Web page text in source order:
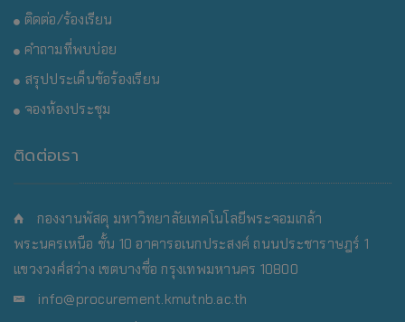
ติดต่อ/ร้องเรียน
คำถามที่พบบ่อย
สรุปประเด็นข้อร้องเรียน
จองห้องประชุม
ติดต่อเรา
กองงานพัสดุ มหาวิทยาลัยเทคโนโลยีพระจอมเกล้า
พระนครเหนือ ชั้น 10 อาคารอเนกประสงค์ ถนนประชาราษฎร์ 1
แขวงวงศ์สว่าง เขตบางซื่อ กรุงเทพมหานคร 10800
info@procurement.kmutnb.ac.th